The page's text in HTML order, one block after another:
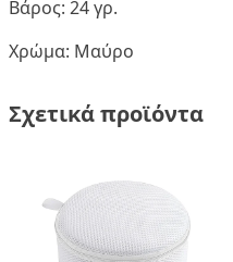
Βάρος: 24 γρ.
Χρώμα: Μαύρο
Σχετικά προϊόντα